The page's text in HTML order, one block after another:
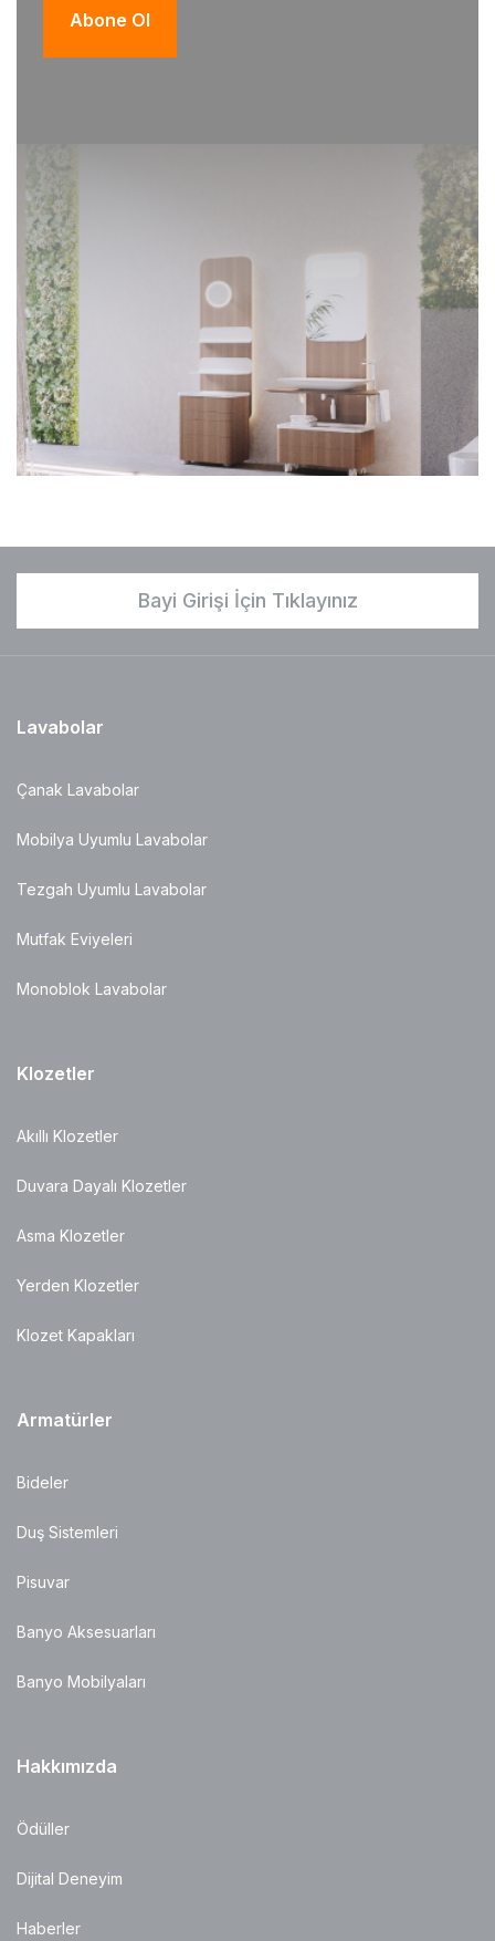
Abone Ol
Bayi Girişi İçin Tıklayınız
Lavabolar
Çanak Lavabolar
Mobilya Uyumlu Lavabolar
Tezgah Uyumlu Lavabolar
Mutfak Eviyeleri
Monoblok Lavabolar
Klozetler
Akıllı Klozetler
Duvara Dayalı Klozetler
Asma Klozetler
Yerden Klozetler
Klozet Kapakları
Armatürler
Bideler
Duş Sistemleri
Pisuvar
Banyo Aksesuarları
Banyo Mobilyaları
Hakkımızda
Ödüller
Dijital Deneyim
Haberler